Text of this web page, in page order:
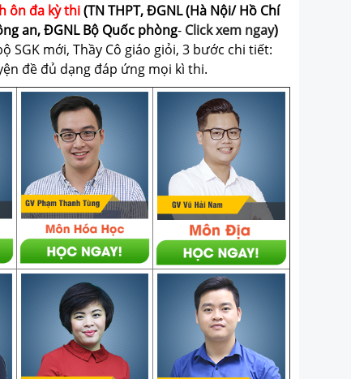
ôn đa kỳ thi(TN THPT, ĐGNL (Hà Nội/ Hồ Chí
an, ĐGNL Bộ Quốc phòng- Click xem ngay)
SGK mới, Thầy Cô giáo giỏi, 3 bước chi tiết:
đề đủ dạng đáp ứng mọi kì thi.